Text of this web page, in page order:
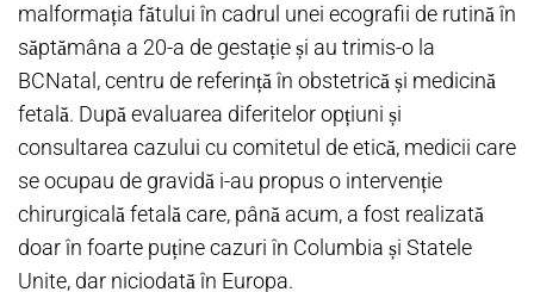
malformația fătului în cadrul unei ecografii de rutină în
săptămâna a 20-a de gestație și au trimis-o la
BCNatal, centru de referință în obstetrică și medicină
fetală. După evaluarea diferitelor opțiuni și
consultarea cazului cu comitetul de etică, medicii care
se ocupau de gravidă i-au propus o intervenție
chirurgicală fetală care, până acum, a fost realizată
doar în foarte puține cazuri în Columbia și Statele
Unite, dar niciodată în Europa.